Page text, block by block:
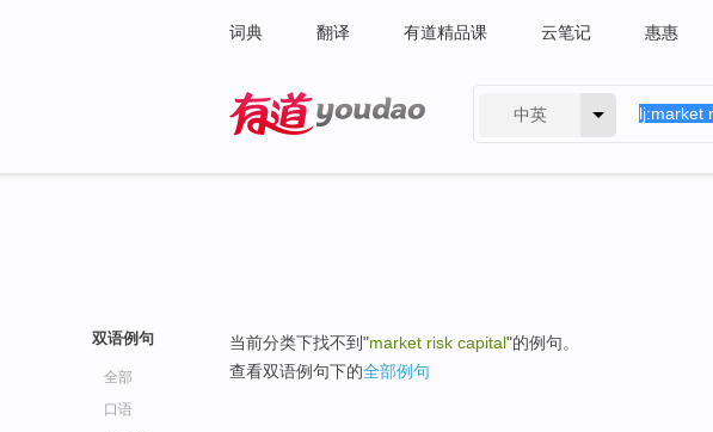
词典 翻译 有道精品课 云笔记 惠惠
中英
双语例句
全部
口语
当前分类下找不到"market risk capital"的例句。
查看双语例句下的全部例句